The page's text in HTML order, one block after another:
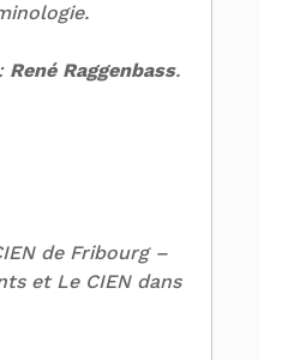
René Raggenbass.
de Fribourg –
et Le CIEN dans